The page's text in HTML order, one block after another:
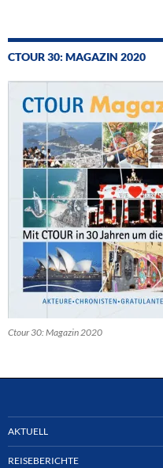
CTOUR 30: MAGAZIN 2020
Ctour 30: Magazin 2020
AKTUELL
REISEBERICHTE